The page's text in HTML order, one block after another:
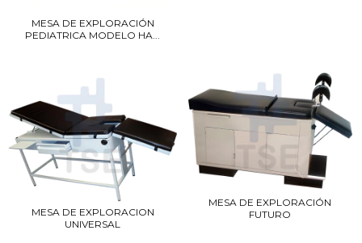
MESA DE EXPLORACIÓN
PEDIATRICA MODELO HA...
MESA DE EXPLORACION
UNIVERSAL
MESA DE EXPLORACIÓN
FUTURO